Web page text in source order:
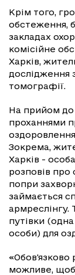
Крім того,
обстеження,
закладах
комісійне
Харків,
дослідження
томографії.
На прийом до
проханнями
Зокрема,
Харків -
розповів про
попри
займається
путівки
особи) для
«Обов'язково
можливе, щоб